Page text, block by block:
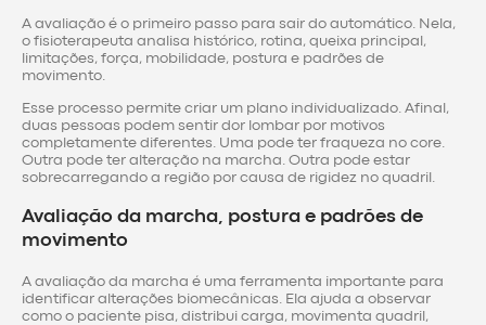
A avaliação é o primeiro passo para sair do automático. Nela,
o fisioterapeuta analisa histórico, rotina, queixa principal,
limitações, força, mobilidade, postura e padrões de
movimento.
Esse processo permite criar um plano individualizado. Afinal,
duas pessoas podem sentir dor lombar por motivos
completamente diferentes. Uma pode ter fraqueza no core.
Outra pode ter alteração na marcha. Outra pode estar
sobrecarregando a região por causa de rigidez no quadril.
Avaliação da marcha, postura e padrões de
movimento
A avaliação da marcha é uma ferramenta importante para
identificar alterações biomecânicas. Ela ajuda a observar
como o paciente pisa, distribui carga, movimenta quadril,